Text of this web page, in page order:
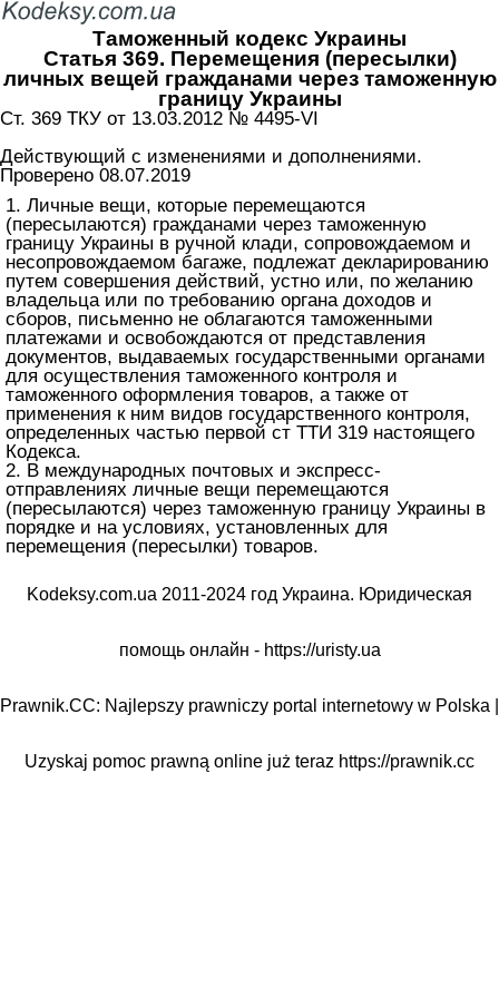
Таможенный кодекс Украины
Статья 369. Перемещения (пересылки)
личных вещей гражданами через таможенную
границу Украины
Ст. 369 ТКУ от 13.03.2012 № 4495-VI
Действующий с изменениями и дополнениями.
Проверено 08.07.2019
1. Личные вещи, которые перемещаются
(пересылаются) гражданами через таможенную
границу Украины в ручной клади, сопровождаемом и
несопровождаемом багаже, подлежат декларированию
путем совершения действий, устно или, по желанию
владельца или по требованию органа доходов и
сборов, письменно не облагаются таможенными
платежами и освобождаются от представления
документов, выдаваемых государственными органами
для осуществления таможенного контроля и
таможенного оформления товаров, а также от
применения к ним видов государственного контроля,
определенных частью первой ст ТТИ 319 настоящего
Кодекса.
2. В международных почтовых и экспресс-
отправлениях личные вещи перемещаются
(пересылаются) через таможенную границу Украины в
порядке и на условиях, установленных для
перемещения (пересылки) товаров.
Kodeksy.com.ua 2011-2024 год Украина. Юридическая
помощь онлайн - https://uristy.ua
Prawnik.CC: Najlepszy prawniczy portal internetowy w Polska |
Uzyskaj pomoc prawną online już teraz https://prawnik.cc